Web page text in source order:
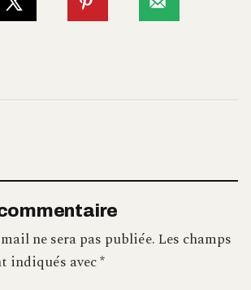
ne sera pas publiée.Les champs
indiqués avec*